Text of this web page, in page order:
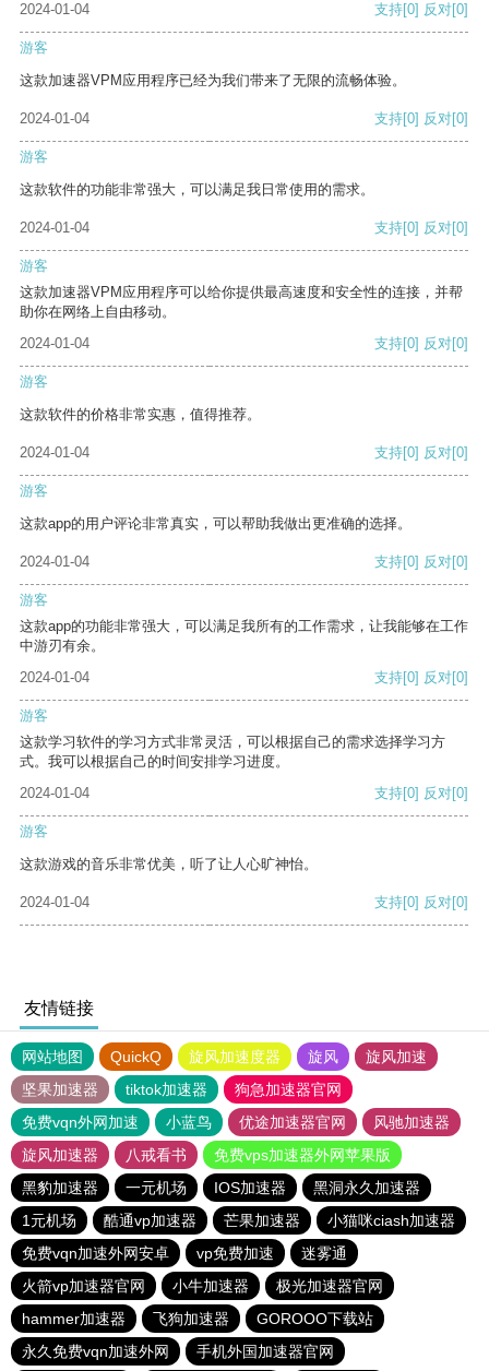
2024-01-04
支持[0] 反对[0]
游客
这款加速器VPM应用程序已经为我们带来了无限的流畅体验。
2024-01-04 支持[0] 反对[0]
游客
这款软件的功能非常强大，可以满足我日常使用的需求。
2024-01-04 支持[0] 反对[0]
游客
这款加速器VPM应用程序可以给你提供最高速度和安全性的连接，并帮
助你在网络上自由移动。
2024-01-04
支持[0] 反对[0]
游客
这款软件的价格非常实惠，值得推荐。
2024-01-04 支持[0] 反对[0]
游客
这款app的用户评论非常真实，可以帮助我做出更准确的选择。
2024-01-04 支持[0] 反对[0]
游客
这款app的功能非常强大，可以满足我所有的工作需求，让我能够在工作
中游刃有余。
2024-01-04
支持[0] 反对[0]
游客
这款学习软件的学习方式非常灵活，可以根据自己的需求选择学习方
式。我可以根据自己的时间安排学习进度。
2024-01-04
支持[0] 反对[0]
游客
这款游戏的音乐非常优美，听了让人心旷神怡。
2024-01-04 支持[0] 反对[0]
友情链接
网站地图 QuickQ 旋风加速度器 旋风
旋风加速
坚果加速器
tiktok加速器
狗急加速器官网
免费vqn外网加速
小蓝鸟 优途加速器官网
风驰加速器
旋风加速器
八戒看书
免费vps加速器外网苹果版
黑豹加速器
一元机场 IOS加速器
黑洞永久加速器
1元机场
酷通vp加速器 芒果加速器
小猫咪ciash加速器
免费vqn加速外网安卓
vp免费加速
迷雾通
火箭vp加速器官网
小牛加速器
极光加速器官网
hammer加速器
飞狗加速器
GOROOO下载站
永久免费vqn加速外网
手机外国加速器官网